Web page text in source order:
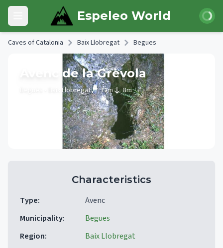
Skip to main content
Open main menu Espeleo World Login
Caves of Catalonia Baix Llobregat Begues
Avenc de la Grèvola
• Baix Llobregat 12m 8m
Characteristics
Type:
Avenc
Municipality:
Begues
Region:
Baix Llobregat